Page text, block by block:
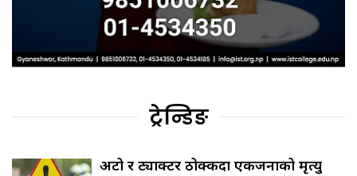
ट्रेन्डिङ
अटो र ट्याक्टर ठोक्किँदा एकजनाको मृत्यु